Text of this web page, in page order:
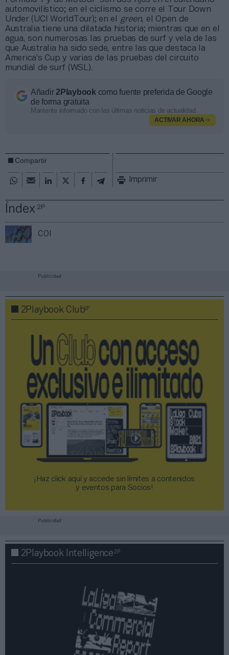
Índex2P
COI
automovilístico; en el ciclismo se corre el Tour Down
Under (UCI WorldTour); en el green, el Open de
Australia tiene una dilatada historia; mientras que en el
agua, son numerosas las pruebas de surf y vela de las
que Australia ha sido sede, entre las que destaca la
America’s Cup y varias de las pruebas del circuito
mundial de surf (WSL).
Añadir2Playbook como fuente preferida de Google
de forma gratuita
Mantente informado con las últimas noticias de actualidad.
ACTIVAR AHORA
Compartir
Imprimir
Publicidad
2Playbook Club2P
¡Haz click aquí y accede sin límites a contenidos
y eventos para Socios!​​​​​​​
Publicidad
2Playbook Intelligence2P